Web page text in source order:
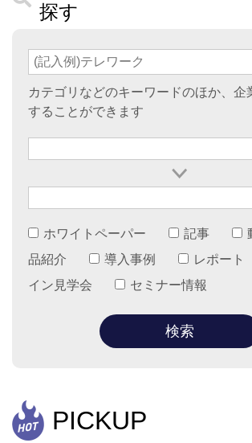
探す
カテゴリなどのキーワードのほか、企
することができます
ホワイトペーパー 記事
品紹介
導入事例 レポート
イン見学会
セミナー情報
PICKUP